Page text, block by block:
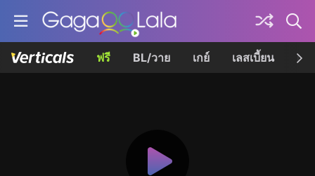
ฟรี BL/วาย เกย์ เลสเบี้ยน เค